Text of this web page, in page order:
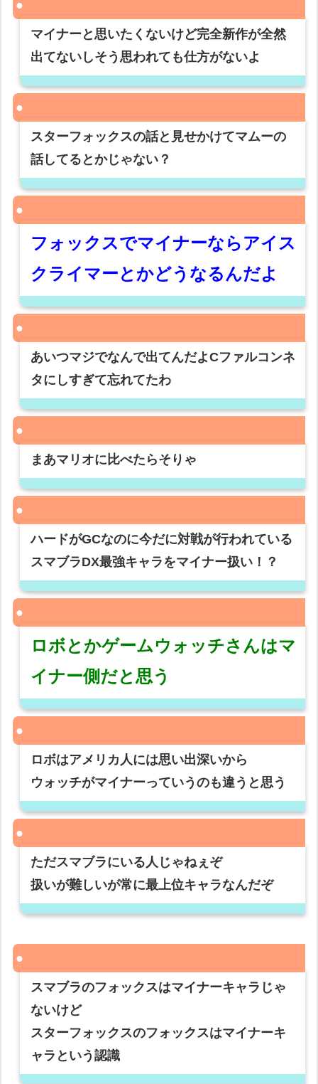
マイナーと思いたくないけど完全新作が全然
出てないしそう思われても仕方がないよ
スターフォックスの話と見せかけてマムーの
話してるとかじゃない？
フォックスでマイナーならアイス
クライマーとかどうなるんだよ
あいつマジでなんで出てんだよCファルコンネ
タにしすぎて忘れてたわ
まあマリオに比べたらそりゃ
ハードがGCなのに今だに対戦が行われている
スマブラDX最強キャラをマイナー扱い！？
ロボとかゲームウォッチさんはマ
イナー側だと思う
ロボはアメリカ人には思い出深いから
ウォッチがマイナーっていうのも違うと思う
ただスマブラにいる人じゃねぇぞ
扱いが難しいが常に最上位キャラなんだぞ
スマブラのフォックスはマイナーキャラじゃ
ないけど
スターフォックスのフォックスはマイナーキ
ャラという認識